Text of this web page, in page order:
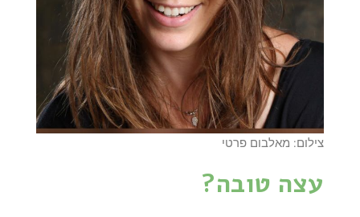
צילום: מאלבום פרטי
עצה טובה?